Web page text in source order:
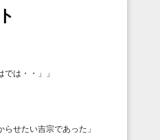
は・・」
」
らせたい吉宗であった 」